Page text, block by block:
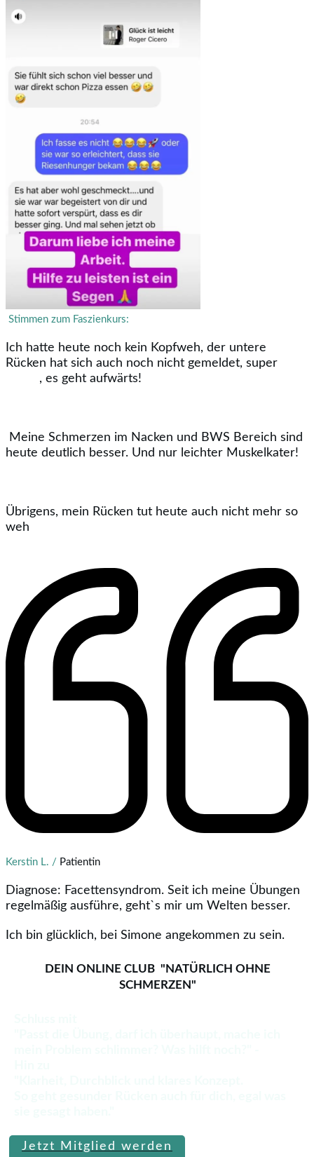
Stimmen zum Faszienkurs:
Ich hatte heute noch kein Kopfweh, der untere
Rücken hat sich auch noch nicht gemeldet, super
, es geht aufwärts!
Meine Schmerzen im Nacken und BWS Bereich sind
heute deutlich besser. Und nur leichter Muskelkater!
Übrigens, mein Rücken tut heute auch nicht mehr so
weh
Kerstin L. / Patientin
Diagnose: Facettensyndrom. Seit ich meine Übungen
regelmäßig ausführe, geht`s mir um Welten besser.
Ich bin glücklich, bei Simone angekommen zu sein.
DEIN ONLINE CLUB "NATÜRLICH OHNE
SCHMERZEN"
Jetzt Mitglied werden